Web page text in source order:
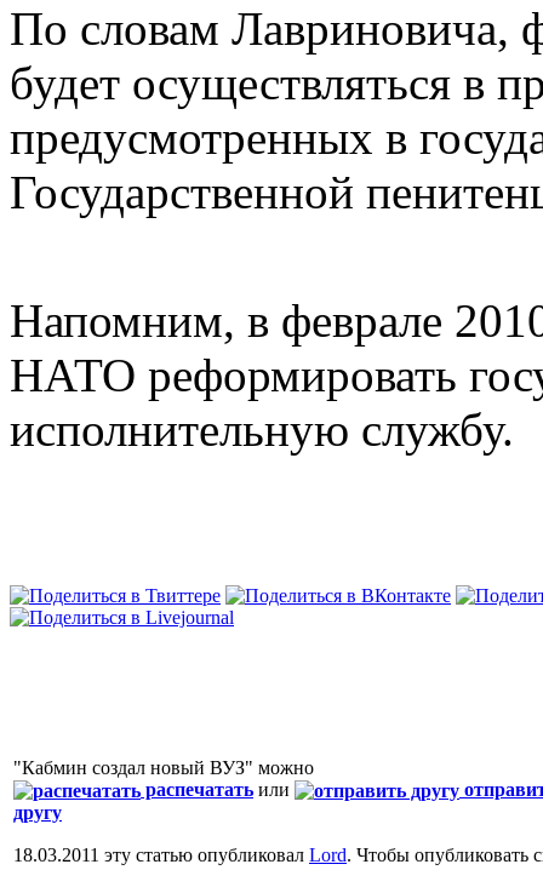
По словам Лавриновича,
будет осуществляться в
предусмотренных в
Государственной
Напомним, в феврале
НАТО реформировать
исполнительную службу.
"Кабмин создал новый ВУЗ" можно
распечатать или
другу
18.03.2011 эту статью опубликовал Lord. Чтобы опубликовать